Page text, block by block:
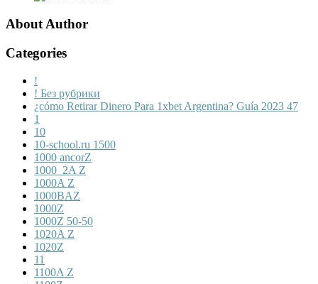
About Author
Categories
!
! Без рубрики
¿cómo Retirar Dinero Para 1xbet Argentina? Guía 2023 47
1
10
10-school.ru 1500
1000 ancorZ
1000_2A Z
1000A Z
1000BAZ
1000Z
1000Z 50-50
1020A Z
1020Z
11
1100A Z